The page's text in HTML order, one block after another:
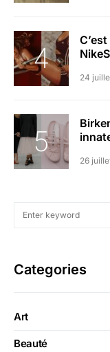
24
26
Categories
Art
Beauté